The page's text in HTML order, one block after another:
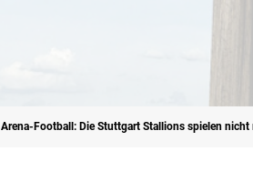
Arena-Football: Die Stuttgart Stallions spielen nicht